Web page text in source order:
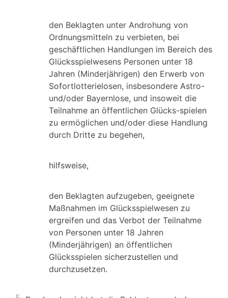
den Beklagten unter Androhung von
Ordnungsmitteln zu verbieten, bei
geschäftlichen Handlungen im Bereich des
Glücksspielwesens Personen unter 18
Jahren (Minderjährigen) den Erwerb von
Sofortlotterielosen, insbesondere Astro-
und/oder Bayernlose, und insoweit die
Teilnahme an öffentlichen Glücks-spielen
zu ermöglichen und/oder diese Handlung
durch Dritte zu begehen,
hilfsweise,
den Beklagten aufzugeben, geeignete
Maßnahmen im Glücksspielwesen zu
ergreifen und das Verbot der Teilnahme
von Personen unter 18 Jahren
(Minderjährigen) an öffentlichen
Glücksspielen sicherzustellen und
durchzusetzen.